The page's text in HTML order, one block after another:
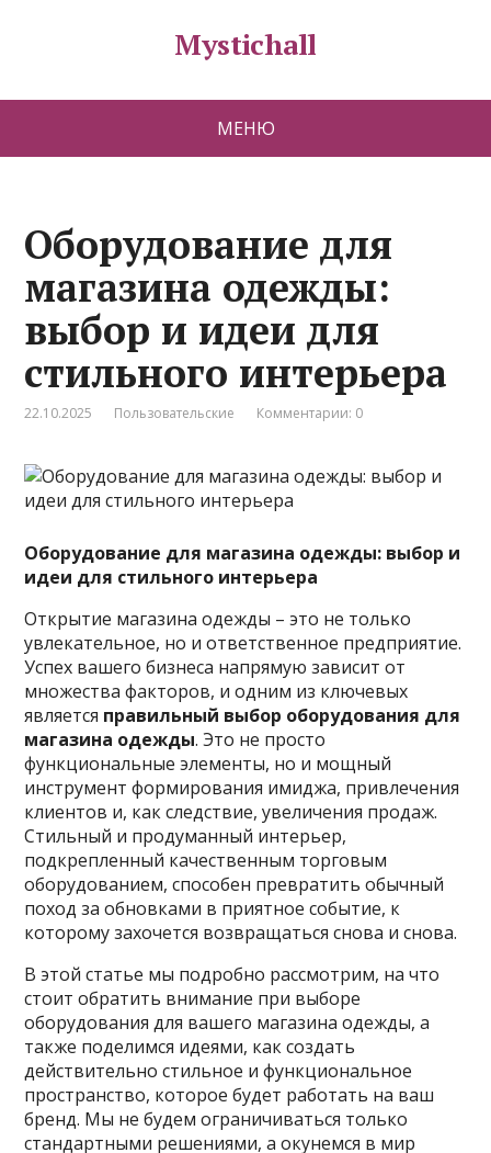
Mystichall
МЕНЮ
Оборудование для
магазина одежды:
выбор и идеи для
стильного интерьера
22.10.2025 Пользовательские Комментарии: 0
Оборудование для магазина одежды: выбор и
идеи для стильного интерьера
Открытие магазина одежды – это не только
увлекательное, но и ответственное предприятие.
Успех вашего бизнеса напрямую зависит от
множества факторов, и одним из ключевых
является правильный выбор оборудования для
магазина одежды. Это не просто
функциональные элементы, но и мощный
инструмент формирования имиджа, привлечения
клиентов и, как следствие, увеличения продаж.
Стильный и продуманный интерьер,
подкрепленный качественным торговым
оборудованием, способен превратить обычный
поход за обновками в приятное событие, к
которому захочется возвращаться снова и снова.
В этой статье мы подробно рассмотрим, на что
стоит обратить внимание при выборе
оборудования для вашего магазина одежды, а
также поделимся идеями, как создать
действительно стильное и функциональное
пространство, которое будет работать на ваш
бренд. Мы не будем ограничиваться только
стандартными решениями, а окунемся в мир